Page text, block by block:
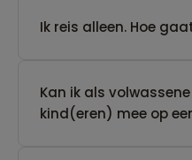
​Ik reis alleen. Hoe
Kan ik als
kind(eren) mee op